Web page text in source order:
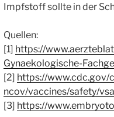
Impfstoff sollte in der
Quellen:
[1] https://
Gynaekologische-
[2] https://www.cdc.gov/
ncov/vaccines/safety/
[3] https://